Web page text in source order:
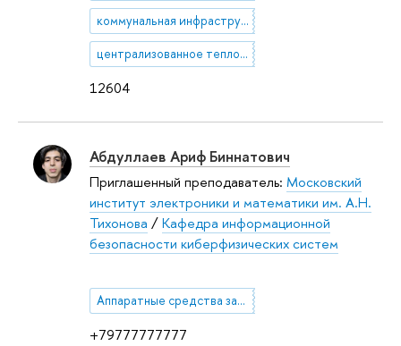
12604
коммунальная инфраструктура
централизованное теплоснабжение
+79777777777
Абдуллаев Ариф Биннатович
Приглашенный преподаватель: Московский
институт электроники и математики им. А.Н.
Тихонова /Кафедра информационной
безопасности киберфизических систем
Аппаратные средства защиты информационных систем